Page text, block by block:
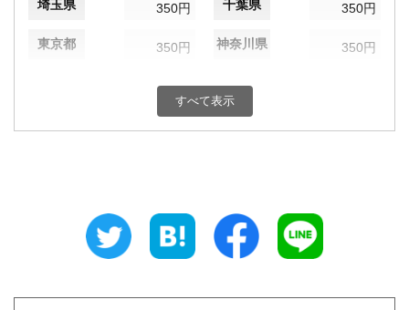
埼玉県 350円 千葉県 350円
東京都 350円 神奈川県 350円
350円 富山県
350円 三重県
すべて表示